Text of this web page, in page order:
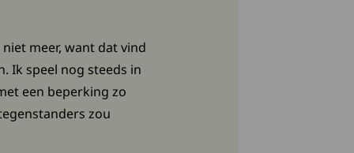
meer, want dat vind
Ik speel nog steeds in
een beperking zo
zou